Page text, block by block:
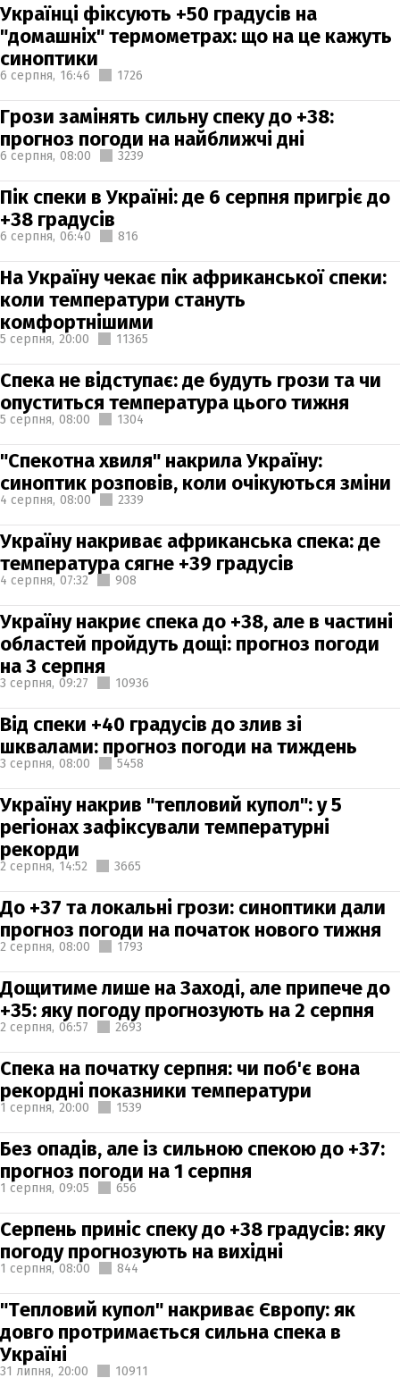
Українці фіксують +50 градусів на
"домашніх" термометрах: що на це кажуть
синоптики
6 серпня, 16:46 1726
Грози замінять сильну спеку до +38:
прогноз погоди на найближчі дні
6 серпня, 08:00 3239
Пік спеки в Україні: де 6 серпня пригріє до
+38 градусів
6 серпня, 06:40 816
На Україну чекає пік африканської спеки:
коли температури стануть
комфортнішими
5 серпня, 20:00 11365
Спека не відступає: де будуть грози та чи
опуститься температура цього тижня
5 серпня, 08:00 1304
"Спекотна хвиля" накрила Україну:
синоптик розповів, коли очікуються зміни
4 серпня, 08:00 2339
Україну накриває африканська спека: де
температура сягне +39 градусів
4 серпня, 07:32 908
Україну накриє спека до +38, але в частині
областей пройдуть дощі: прогноз погоди
на 3 серпня
3 серпня, 09:27 10936
Від спеки +40 градусів до злив зі
шквалами: прогноз погоди на тиждень
3 серпня, 08:00 5458
Україну накрив "тепловий купол": у 5
регіонах зафіксували температурні
рекорди
2 серпня, 14:52 3665
До +37 та локальні грози: синоптики дали
прогноз погоди на початок нового тижня
2 серпня, 08:00 1793
Дощитиме лише на Заході, але припече до
+35: яку погоду прогнозують на 2 серпня
2 серпня, 06:57 2693
Спека на початку серпня: чи поб'є вона
рекордні показники температури
1 серпня, 20:00 1539
Без опадів, але із сильною спекою до +37:
прогноз погоди на 1 серпня
1 серпня, 09:05 656
Серпень приніс спеку до +38 градусів: яку
погоду прогнозують на вихідні
1 серпня, 08:00 844
"Тепловий купол" накриває Європу: як
довго протримається сильна спека в
Україні
31 липня, 20:00 10911